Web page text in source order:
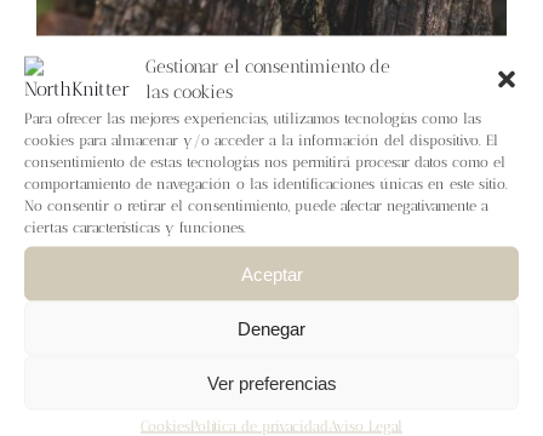
Gestionar el consentimiento de
las cookies
Para ofrecer las mejores experiencias, utilizamos tecnologías como las
cookies para almacenar y/o acceder a la información del dispositivo. El
consentimiento de estas tecnologías nos permitirá procesar datos como el
comportamiento de navegación o las identificaciones únicas en este sitio.
No consentir o retirar el consentimiento, puede afectar negativamente a
ciertas características y funciones.
Aceptar
Denegar
Ver preferencias
CookiesPolítica de privacidad Aviso Legal
Manoplas puntilla
7,00€ IVA inc.